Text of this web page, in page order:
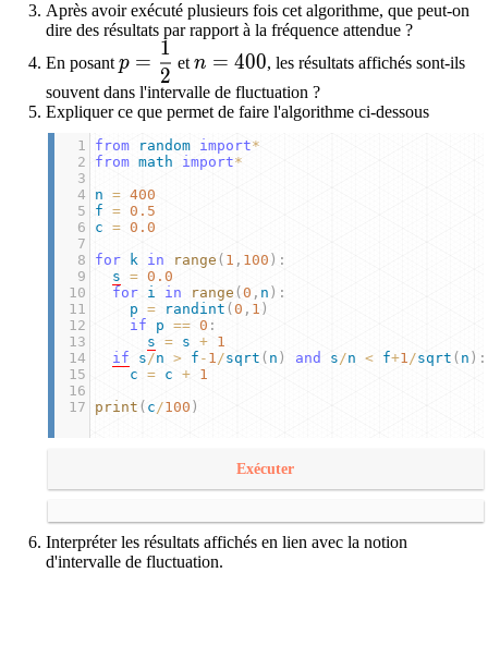
Après avoir exécuté plusieurs fois cet algorithme, que peut-on
dire des résultats par rapport à la fréquence attendue ?
En posant
p=\dfrac{1}{2}
p =
2
1
et n = 400
n = 400, les résultats affichés sont-ils
souvent dans l'intervalle de fluctuation ?
Expliquer ce que permet de faire l'algorithme ci-dessous
1 from random import*
2
from math import*
3
4
n = 400
5
f = 0.5
6
c = 0.0
7
8
for k in range ( 1 , 100 ):
9
s = 0.0
10
for i in range ( 0 , n ):
11
p = randint ( 0 , 1 )
12
if p == 0 :
13
s = s +
1
14
if s/n > f - 1/sqrt ( n ) and s/n < f+1/sqrt ( n ):
15
c = c +
1
16
17
print ( c/100 )
Exécuter
Interpréter les résultats affichés en lien avec la notion
d'intervalle de fluctuation.